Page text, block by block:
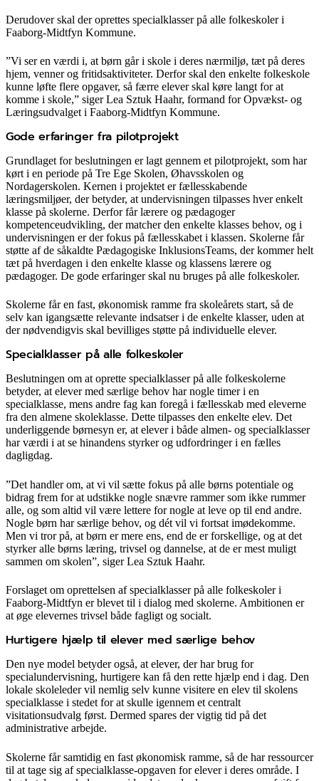
Derudover skal der oprettes specialklasser på alle folkeskoler i
Faaborg-Midtfyn Kommune.
”Vi ser en værdi i, at børn går i skole i deres nærmiljø, tæt på deres
hjem, venner og fritidsaktiviteter. Derfor skal den enkelte folkeskole
kunne løfte flere opgaver, så færre elever skal køre langt for at
komme i skole,” siger Lea Sztuk Haahr, formand for Opvækst- og
Læringsudvalget i Faaborg-Midtfyn Kommune.
Gode erfaringer fra pilotprojekt
Grundlaget for beslutningen er lagt gennem et pilotprojekt, som har
kørt i en periode på Tre Ege Skolen, Øhavsskolen og
Nordagerskolen. Kernen i projektet er fællesskabende
læringsmiljøer, der betyder, at undervisningen tilpasses hver enkelt
klasse på skolerne. Derfor får lærere og pædagoger
kompetenceudvikling, der matcher den enkelte klasses behov, og i
undervisningen er der fokus på fællesskabet i klassen. Skolerne får
støtte af de såkaldte Pædagogiske InklusionsTeams, der kommer helt
tæt på hverdagen i den enkelte klasse og klassens lærere og
pædagoger. De gode erfaringer skal nu bruges på alle folkeskoler.
Skolerne får en fast, økonomisk ramme fra skoleårets start, så de
selv kan igangsætte relevante indsatser i de enkelte klasser, uden at
der nødvendigvis skal bevilliges støtte på individuelle elever.
Specialklasser på alle folkeskoler
Beslutningen om at oprette specialklasser på alle folkeskolerne
betyder, at elever med særlige behov har nogle timer i en
specialklasse, mens andre fag kan foregå i fællesskab med eleverne
fra den almene skoleklasse. Dette tilpasses den enkelte elev. Det
underliggende børnesyn er, at elever i både almen- og specialklasser
har værdi i at se hinandens styrker og udfordringer i en fælles
dagligdag.
”Det handler om, at vi vil sætte fokus på alle børns potentiale og
bidrag frem for at udstikke nogle snævre rammer som ikke rummer
alle, og som altid vil være lettere for nogle at leve op til end andre.
Nogle børn har særlige behov, og dét vil vi fortsat imødekomme.
Men vi tror på, at børn er mere ens, end de er forskellige, og at det
styrker alle børns læring, trivsel og dannelse, at de er mest muligt
sammen om skolen”, siger Lea Sztuk Haahr.
Forslaget om oprettelsen af specialklasser på alle folkeskoler i
Faaborg-Midtfyn er blevet til i dialog med skolerne. Ambitionen er
at øge elevernes trivsel både fagligt og socialt.
Hurtigere hjælp til elever med særlige behov
Den nye model betyder også, at elever, der har brug for
specialundervisning, hurtigere kan få den rette hjælp end i dag. Den
lokale skoleleder vil nemlig selv kunne visitere en elev til skolens
specialklasse i stedet for at skulle igennem et centralt
visitationsudvalg først. Dermed spares der vigtig tid på det
administrative arbejde.
Skolerne får samtidig en fast økonomisk ramme, så de har ressourcer
til at tage sig af specialklasse-opgaven for elever i deres område. I